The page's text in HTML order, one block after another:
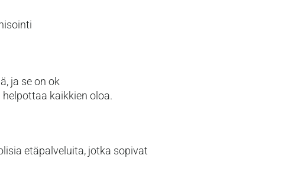
ja se on ok
kaikkien oloa.
etäpalveluita, jotka sopivat